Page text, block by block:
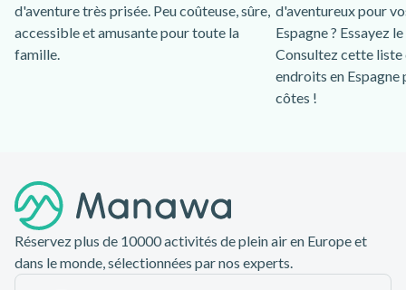
d'aventure très prisée. Peu coûteuse, sûre,
accessible et amusante pour toute la
famille.
d'aventureux pour
Espagne ? Essayez
Consultez cette liste
endroits en
côtes !
Réservez plus de 10000 activités de plein air en Europe et
dans le monde, sélectionnées par nos experts.